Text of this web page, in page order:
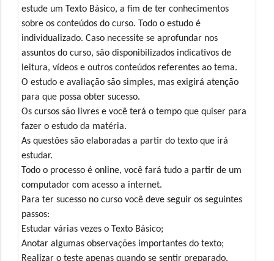
estude um Texto Básico, a fim de ter conhecimentos
sobre os conteúdos do curso. Todo o estudo é
individualizado. Caso necessite se aprofundar nos
assuntos do curso, são disponibilizados indicativos de
leitura, vídeos e outros conteúdos referentes ao tema.
O estudo e avaliação são simples, mas exigirá atenção
para que possa obter sucesso.
Os cursos são livres e você terá o tempo que quiser para
fazer o estudo da matéria.
As questões são elaboradas a partir do texto que irá
estudar.
Todo o processo é online, você fará tudo a partir de um
computador com acesso a internet.
Para ter sucesso no curso você deve seguir os seguintes
passos:
Estudar várias vezes o Texto Básico;
Anotar algumas observações importantes do texto;
Realizar o teste apenas quando se sentir preparado.